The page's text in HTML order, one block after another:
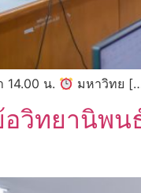
14.00 น. มหาวิทย
วิทยานิพ